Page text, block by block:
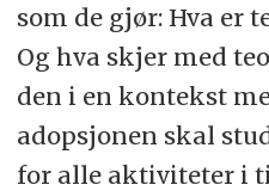
som de gjør: Hva er
Og hva skjer med
den i en kontekst
adopsjonen skal
for alle aktiviteter i